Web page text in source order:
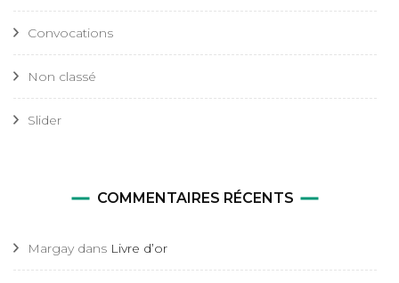
Convocations
Non classé
Slider
COMMENTAIRES RÉCENTS
Margay dans Livre d’or